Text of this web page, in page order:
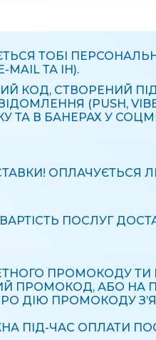
ТОБІ
MAIL ТА ІН).
КОД, СТВОРЕНИЙ
(PUSH,
ТА В БАНЕРАХ У
ОПЛАЧУЄТЬСЯ
ПОСЛУГ
ПРОМОКОДУ
ПРОМОКОД, АБО НА
ДІЮ ПРОМОКОДУ
ПІД-ЧАС ОПЛАТИ